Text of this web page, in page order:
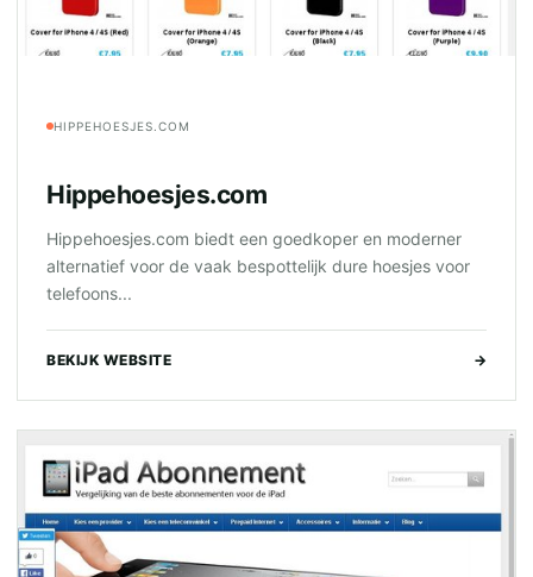
HIPPEHOESJES.COM
Hippehoesjes.com
Hippehoesjes.com biedt een goedkoper en moderner
alternatief voor de vaak bespottelijk dure hoesjes voor
telefoons...
BEKIJK WEBSITE →